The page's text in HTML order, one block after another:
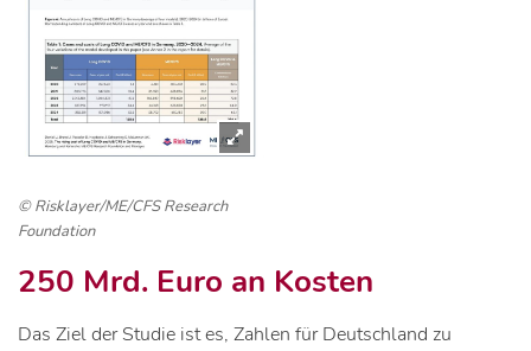
© Risklayer/ME/CFS Research
Foundation
250 Mrd. Euro an Kosten
Das Ziel der Studie ist es, Zahlen für Deutschland zu